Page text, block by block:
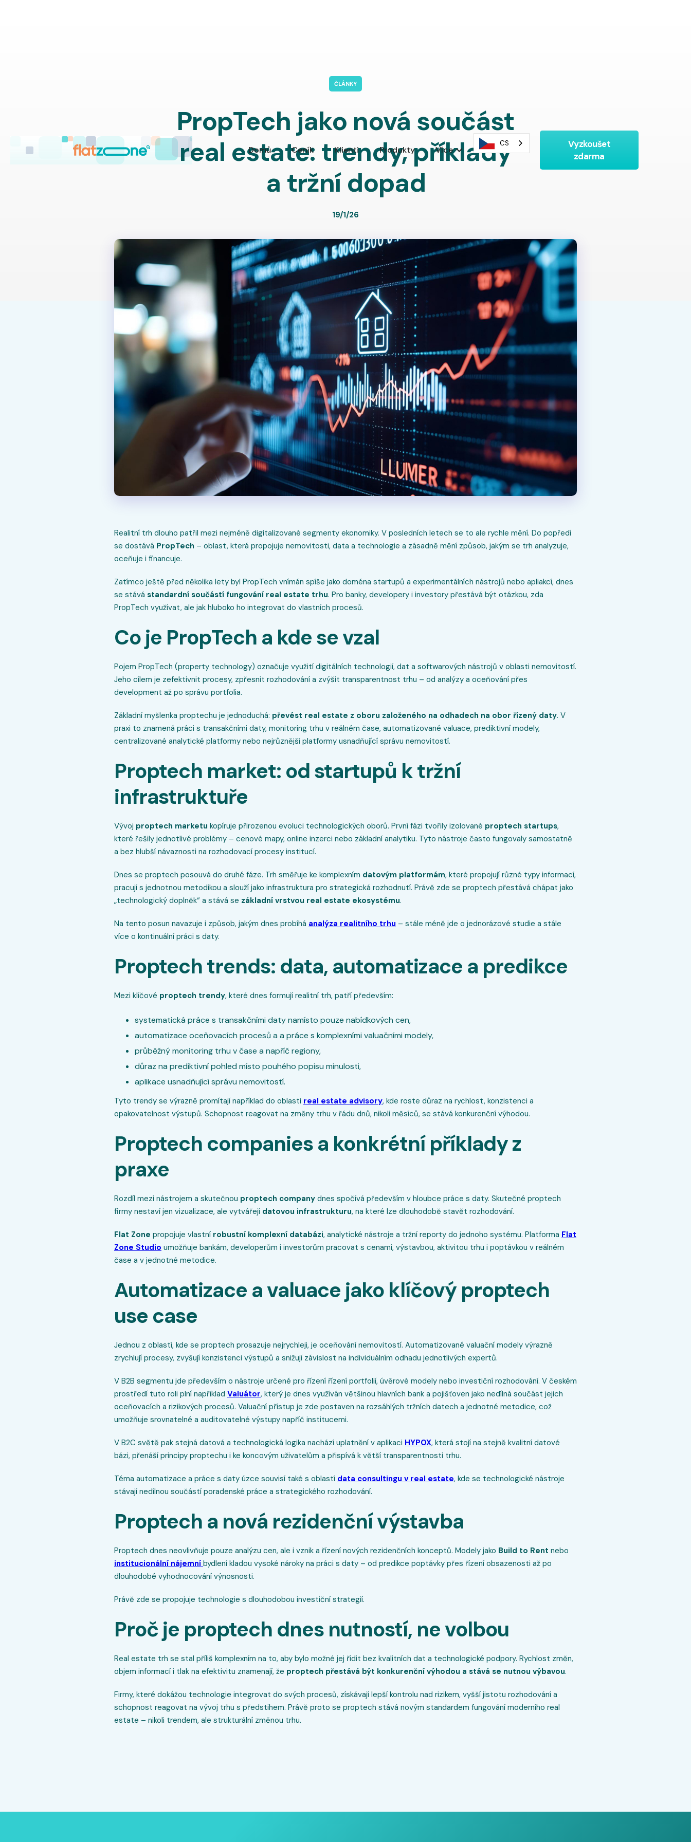
Domů Ceník Klienti Produkty Více
CS
Vyzkoušet
zdarma
ČLÁNKY
PropTech jako nová součást
real estate: trendy, příklady
a tržní dopad
19/1/26
Realitní trh dlouho patřil mezi nejméně digitalizované segmenty ekonomiky. V posledních letech se to ale rychle mění. Do popředí
se dostává PropTech – oblast, která propojuje nemovitosti, data a technologie a zásadně mění způsob, jakým se trh analyzuje,
oceňuje i financuje.
Zatímco ještě před několika lety byl PropTech vnímán spíše jako doména startupů a experimentálních nástrojů nebo apliakcí, dnes
se stává standardní součástí fungování real estate trhu. Pro banky, developery i investory přestává být otázkou, zda
PropTech využívat, ale jak hluboko ho integrovat do vlastních procesů.
Co je PropTech a kde se vzal
Pojem PropTech (property technology) označuje využití digitálních technologií, dat a softwarových nástrojů v oblasti nemovitostí.
Jeho cílem je zefektivnit procesy, zpřesnit rozhodování a zvýšit transparentnost trhu – od analýzy a oceňování přes
development až po správu portfolia.
Základní myšlenka proptechu je jednoduchá: převést real estate z oboru založeného na odhadech na obor řízený daty. V
praxi to znamená práci s transakčními daty, monitoring trhu v reálném čase, automatizované valuace, prediktivní modely,
centralizované analytické platformy nebo nejrůznější platformy usnadňující správu nemovitostí.
Proptech market: od startupů k tržní
infrastruktuře
Vývoj proptech marketu kopíruje přirozenou evoluci technologických oborů. První fázi tvořily izolované proptech startups,
které řešily jednotlivé problémy – cenové mapy, online inzerci nebo základní analytiku. Tyto nástroje často fungovaly samostatně
a bez hlubší návaznosti na rozhodovací procesy institucí.
Dnes se proptech posouvá do druhé fáze. Trh směřuje ke komplexním datovým platformám, které propojují různé typy informací,
pracují s jednotnou metodikou a slouží jako infrastruktura pro strategická rozhodnutí. Právě zde se proptech přestává chápat jako
„technologický doplněk“ a stává se základní vrstvou real estate ekosystému.
Na tento posun navazuje i způsob, jakým dnes probíhá analýza realitního trhu – stále méně jde o jednorázové studie a stále
více o kontinuální práci s daty.
Proptech trends: data, automatizace a predikce
Mezi klíčové proptech trendy, které dnes formují realitní trh, patří především:
systematická práce s transakčními daty namísto pouze nabídkových cen,
automatizace oceňovacích procesů a a práce s komplexními valuačními modely,
průběžný monitoring trhu v čase a napříč regiony,
důraz na prediktivní pohled místo pouhého popisu minulosti,
aplikace usnadňující správu nemovitostí.
Tyto trendy se výrazně promítají například do oblasti real estate advisory, kde roste důraz na rychlost, konzistenci a
opakovatelnost výstupů. Schopnost reagovat na změny trhu v řádu dnů, nikoli měsíců, se stává konkurenční výhodou.
Proptech companies a konkrétní příklady z
praxe
Rozdíl mezi nástrojem a skutečnou proptech company dnes spočívá především v hloubce práce s daty. Skutečné proptech
firmy nestaví jen vizualizace, ale vytvářejí datovou infrastrukturu, na které lze dlouhodobě stavět rozhodování.
Flat Zone propojuje vlastní robustní komplexní databázi, analytické nástroje a tržní reporty do jednoho systému. Platforma Flat
Zone Studio umožňuje bankám, developerům i investorům pracovat s cenami, výstavbou, aktivitou trhu i poptávkou v reálném
čase a v jednotné metodice.
Automatizace a valuace jako klíčový proptech
use case
Jednou z oblastí, kde se proptech prosazuje nejrychleji, je oceňování nemovitostí. Automatizované valuační modely výrazně
zrychlují procesy, zvyšují konzistenci výstupů a snižují závislost na individuálním odhadu jednotlivých expertů.
V B2B segmentu jde především o nástroje určené pro řízení řízení portfolií, úvěrové modely nebo investiční rozhodování. V českém
prostředí tuto roli plní například Valuátor, který je dnes využíván většinou hlavních bank a pojišťoven jako nedílná součást jejich
oceňovacích a rizikových procesů. Valuační přístup je zde postaven na rozsáhlých tržních datech a jednotné metodice, což
umožňuje srovnatelné a auditovatelné výstupy napříč institucemi.
V B2C světě pak stejná datová a technologická logika nachází uplatnění v aplikaci HYPOX, která stojí na stejně kvalitní datové
bázi, přenáší principy proptechu i ke koncovým uživatelům a přispívá k větší transparentnosti trhu.
Téma automatizace a práce s daty úzce souvisí také s oblastí data consultingu v real estate, kde se technologické nástroje
stávají nedílnou součástí poradenské práce a strategického rozhodování.
Proptech a nová rezidenční výstavba
Proptech dnes neovlivňuje pouze analýzu cen, ale i vznik a řízení nových rezidenčních konceptů. Modely jako Build to Rent nebo
institucionální nájemní bydlení kladou vysoké nároky na práci s daty – od predikce poptávky přes řízení obsazenosti až po
dlouhodobé vyhodnocování výnosnosti.
Právě zde se propojuje technologie s dlouhodobou investiční strategií.
Proč je proptech dnes nutností, ne volbou
Real estate trh se stal příliš komplexním na to, aby bylo možné jej řídit bez kvalitních dat a technologické podpory. Rychlost změn,
objem informací i tlak na efektivitu znamenají, že proptech přestává být konkurenční výhodou a stává se nutnou výbavou.
Firmy, které dokážou technologie integrovat do svých procesů, získávají lepší kontrolu nad rizikem, vyšší jistotu rozhodování a
schopnost reagovat na vývoj trhu s předstihem. Právě proto se proptech stává novým standardem fungování moderního real
estate – nikoli trendem, ale strukturální změnou trhu.